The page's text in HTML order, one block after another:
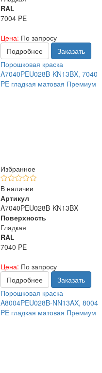
RAL
7004 PE
Цена: По запросу
Подробнее
Заказать
Порошковая краска
A7040PEU028B-KN13BX, 7040
PE гладкая матовая Премиум
Избранное
В наличии
Артикул
A7040PEU028B-KN13BX
Поверхность
Гладкая
RAL
7040 PE
Цена: По запросу
Подробнее
Заказать
Порошковая краска
A8004PEU028B-NN13AX, 8004
PE гладкая матовая Премиум